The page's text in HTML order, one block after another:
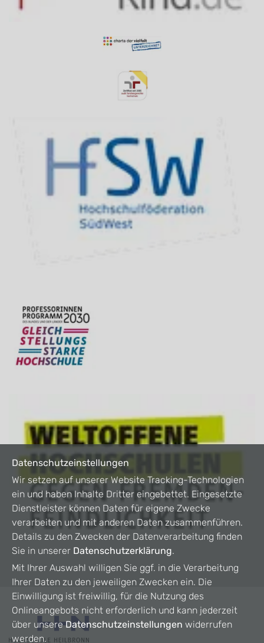
Datenschutzeinstellungen
Wir setzen auf unserer Website Tracking-Technologien
ein und haben Inhalte Dritter eingebettet. Eingesetzte
Dienstleister können Daten für eigene Zwecke
verarbeiten und mit anderen Daten zusammenführen.
Details zu den Zwecken der Datenverarbeitung finden
Sie in unserer Datenschutzerklärung.
Mit Ihrer Auswahl willigen Sie ggf. in die Verarbeitung
Ihrer Daten zu den jeweiligen Zwecken ein. Die
Einwilligung ist freiwillig, für die Nutzung des
Onlineangebots nicht erforderlich und kann jederzeit
über unsereDatenschutzeinstellungen widerrufen
werden.